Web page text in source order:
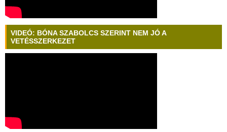
VIDEÓ: BÓNA SZABOLCS SZERINT NEM JÓ A
VETÉSSZERKEZET